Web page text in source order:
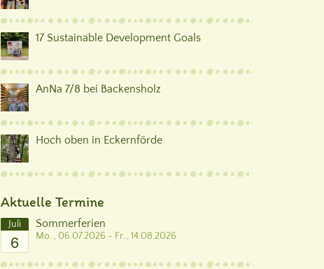
17 Sustainable Development Goals
AnNa 7/8 bei Backensholz
Hoch oben in Eckernförde
Aktuelle Termine
Juli
6
Sommerferien
Mo.., 06.07.2026 - Fr.., 14.08.2026